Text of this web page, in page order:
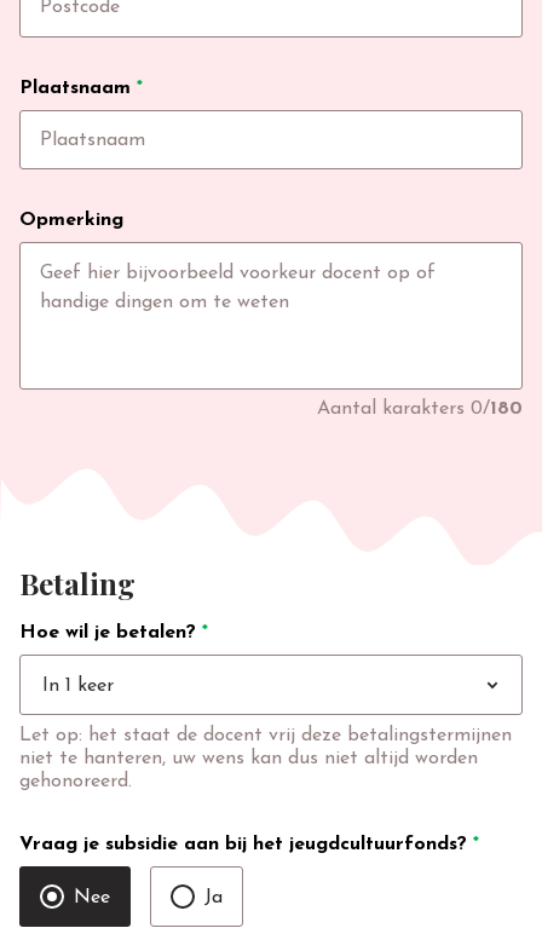
Plaatsnaam *
Opmerking
Aantal karakters 0/180
Betaling
Hoe wil je betalen? *
In 1 keer expand_more
Let op: het staat de docent vrij deze betalingstermijnen
niet te hanteren, uw wens kan dus niet altijd worden
gehonoreerd.
Vraag je subsidie aan bij het jeugdcultuurfonds? *
Nee Ja